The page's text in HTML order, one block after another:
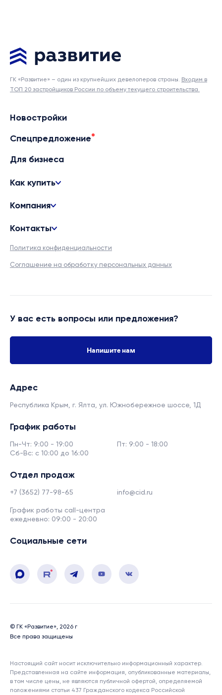
ГК «Развитие» – один из крупнейших девелоперов страны. Входим в
ТОП 20 застройщиков России по объему текущего строительства.
Новостройки
Спецпредложение
Для бизнеса
Как купить
Компания
Контакты
Политика конфиденциальности
Соглашение на обработку персональных данных
У вас есть вопросы или предложения?
Напишите нам
Адрес
Республика Крым, г. Ялта, ул. Южнобережное шоссе, 1Д
График работы
Пн-Чт: 9:00 - 19:00
Пт: 9:00 - 18:00
Сб-Вс: с 10:00 до 16:00
Отдел продаж
+7 (3652) 77-98-65 info@cid.ru
График работы call-центра
ежедневно: 09:00 - 20:00
Социальные сети
© ГК «Развитие», 2026 г
Все права защищены
Настоящий сайт носит исключительно информационный характер.
Представленная на сайте информация, опубликованные материалы,
в том числе цены, не являются публичной офертой, определяемой
положениями статьи 437 Гражданского кодекса Российской